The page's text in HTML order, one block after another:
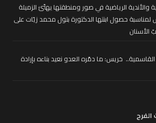
والأندية الرياضية في صور ومنطقتها يهنّئ الزميلة
حصول ابنتها الدكتورة بتول محمد زيّات على
الأسنان
خريس: ما دمّره العدو نعيد بناءه بإرادة